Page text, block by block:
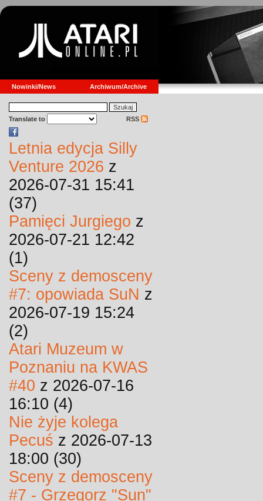
Nowinki/News Archiwum/Archive
Translate to RSS
Letnia edycja Silly
Venture 2026 z
2026-07-31 15:41
(37)
Pamięci Jurgiego z
2026-07-21 12:42
(1)
Sceny z demosceny
#7: opowiada SuN z
2026-07-19 15:24
(2)
Atari Muzeum w
Poznaniu na KWAS
#40 z 2026-07-16
16:10 (4)
Nie żyje kolega
Pecuś z 2026-07-13
18:00 (30)
Sceny z demosceny
#7 - Grzegorz "Sun"